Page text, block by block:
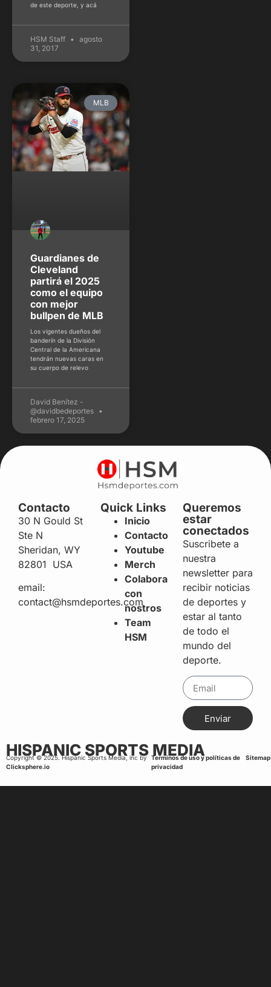
de este deporte, y acá
HSM Staff
agosto
31, 2017
MLB
Guardianes de
Cleveland
partirá el 2025
como el equipo
con mejor
bullpen de MLB
Los vigentes dueños del
banderín de la División
Central de la Americana
tendrán nuevas caras en
su cuerpo de relevo
David Benítez -
@davidbedeportes
febrero 17, 2025
Contacto
30 N Gould St
Ste N
Sheridan, WY
82801 USA
email:
contact@hsmdeportes.com
Quick Links
Inicio
Contacto
Youtube
Merch
Colabora
con
nostros
Team
HSM
Queremos
estar
conectados
Suscribete a
nuestra
newsletter para
recibir noticias
de deportes y
estar al tanto
de todo el
mundo del
deporte.
Enviar
HISPANIC SPORTS MEDIA
Copyright © 2025. Hispanic Sports Media, inc by
Clicksphere.io
Terminos de uso y políticas de
privacidad
Sitemap